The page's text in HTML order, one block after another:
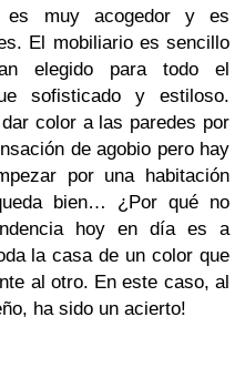
es muy acogedor y es
El mobiliario es sencillo
elegido para todo el
sofisticado y estiloso.
color a las paredes por
de agobio pero hay
por una habitación
bien… ¿Por qué no
hoy en día es a
la casa de un color que
al otro. En este caso, al
ha sido un acierto!